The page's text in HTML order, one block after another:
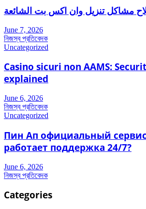
مشاكل تنزيل وان اكس بت الشائعة
June 7, 2026
নিজস্ব প্রতিবেদক
Uncategorized
Casino sicuri non AAMS:
explained
June 6, 2026
নিজস্ব প্রতিবেদক
Uncategorized
Пин Ап официальный
работает поддержка 24/7?
June 6, 2026
নিজস্ব প্রতিবেদক
Categories